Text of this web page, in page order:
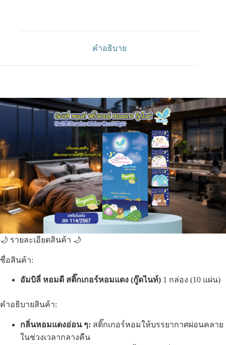
คำอธิบาย
🌙 รายละเอียดสินค้า 🌙
ชื่อสินค้า:
อัมบิลี่ หอมดี สติ๊กเกอร์หอมแดง (กู๊ดไนท์) 1 กล่อง (10 แผ่น)
คำอธิบายสินค้า:
กลิ่นหอมแดงอ่อน ๆ: สติ๊กเกอร์หอมให้บรรยากาศผ่อนคลาย
ในช่วงเวลากลางคืน